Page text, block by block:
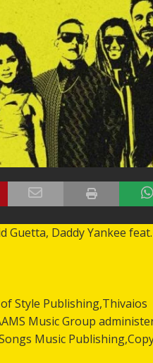
Guetta, Daddy Yankee
Style Publishing,Thivaios
Music Group
Music